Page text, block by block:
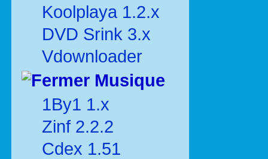
Koolplaya 1.2.x
DVD Srink 3.x
Vdownloader
Musique
1By1 1.x
Zinf 2.2.2
Cdex 1.51